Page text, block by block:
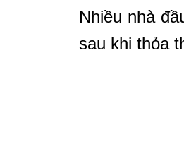
Nhiều nhà
sau khi thỏa